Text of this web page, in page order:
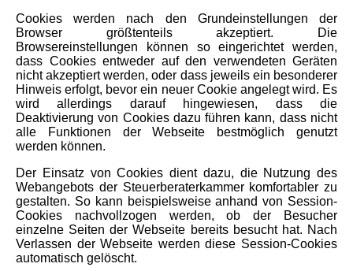
Cookies werden nach den Grundeinstellungen der
Browser größtenteils akzeptiert. Die
Browsereinstellungen können so eingerichtet werden,
dass Cookies entweder auf den verwendeten Geräten
nicht akzeptiert werden, oder dass jeweils ein besonderer
Hinweis erfolgt, bevor ein neuer Cookie angelegt wird. Es
wird allerdings darauf hingewiesen, dass die
Deaktivierung von Cookies dazu führen kann, dass nicht
alle Funktionen der Webseite bestmöglich genutzt
werden können.
Der Einsatz von Cookies dient dazu, die Nutzung des
Webangebots der Steuerberaterkammer komfortabler zu
gestalten. So kann beispielsweise anhand von Session-
Cookies nachvollzogen werden, ob der Besucher
einzelne Seiten der Webseite bereits besucht hat. Nach
Verlassen der Webseite werden diese Session-Cookies
automatisch gelöscht.